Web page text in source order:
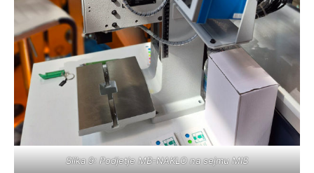
Slika 9: Podjetje MB-NAKLO na sejmu MIS